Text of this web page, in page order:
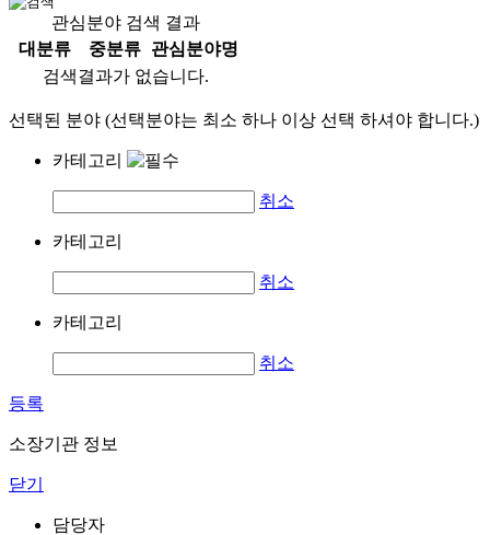
관심분야 검색 결과
대분류
중분류
관심분야명
검색결과가 없습니다.
선택된 분야 (선택분야는 최소 하나 이상 선택 하셔야 합니다.)
카테고리
취소
카테고리
취소
카테고리
취소
등록
소장기관 정보
닫기
담당자